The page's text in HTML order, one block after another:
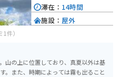
1件）
山の上に位置しており、真夏以外は基
。また、時期によっては霧も出ること
滞在： 14時間
施設： 屋外